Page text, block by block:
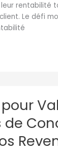
leur rentabilité
Le défi
de